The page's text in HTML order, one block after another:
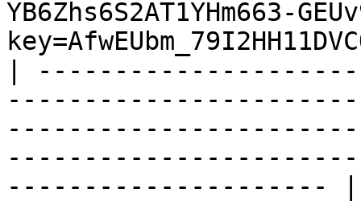
YB6Zhs6S2AT1YHm663-
|
--------------------- |